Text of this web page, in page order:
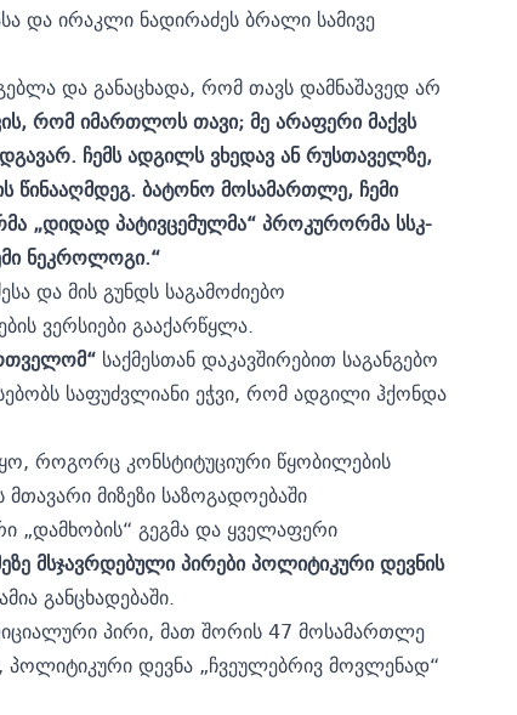
და ირაკლი ნადირაძეს ბრალი სამივე
და განაცხადა, რომ თავს დამნაშავედ არ
,რომიმართლოსთავი;მეარაფერიმაქვს
. ჩემსადგილსვხედავანრუსთაველზე,
წინააღმდეგ. ბატონომოსამართლე, ჩემი
„დიდადპატივცემულმა“პროკურორმა სსკ-
ნეკროლოგი.“
და მის გუნდს საგამოძიებო
ვერსიები გააქარწყლა.
“ საქმესთან დაკავშირებით საგანგებო
საფუძვლიანი ეჭვი, რომ ადგილი ჰქონდა
როგორც კონსტიტუციური წყობილების
მიზეზი საზოგადოებაში
„დამხობის“ გეგმა და ყველაფერი
მსჯავრდებულიპირებიპოლიტიკურიდევნის
განცხადებაში.
პირი, მათ შორის 47 მოსამართლე
დევნა „ჩვეულებრივ მოვლენად“